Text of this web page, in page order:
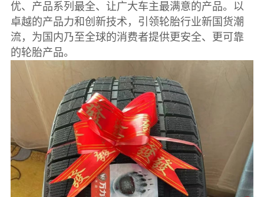
优、产品系列最全、让广大车主最满意的产品。以
卓越的产品力和创新技术，引领轮胎行业新国货潮
流，为国内乃至全球的消费者提供更安全、更可靠
的轮胎产品。